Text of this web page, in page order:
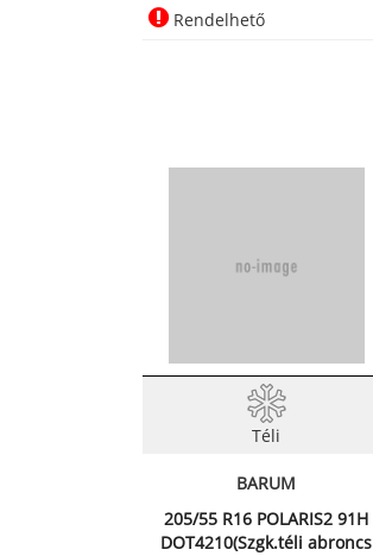
Rendelhető
Téli
BARUM
205/55 R16 POLARIS2 91H
DOT4210(Szgk.téli abroncs